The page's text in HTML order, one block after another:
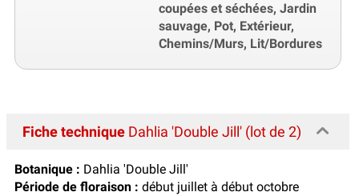
coupées et séchées, Jardin
sauvage, Pot, Extérieur,
Chemins/Murs, Lit/Bordures
Fiche technique Dahlia 'Double Jill' (lot de 2)
Botanique : Dahlia 'Double Jill'
Période de floraison : début juillet à début octobre